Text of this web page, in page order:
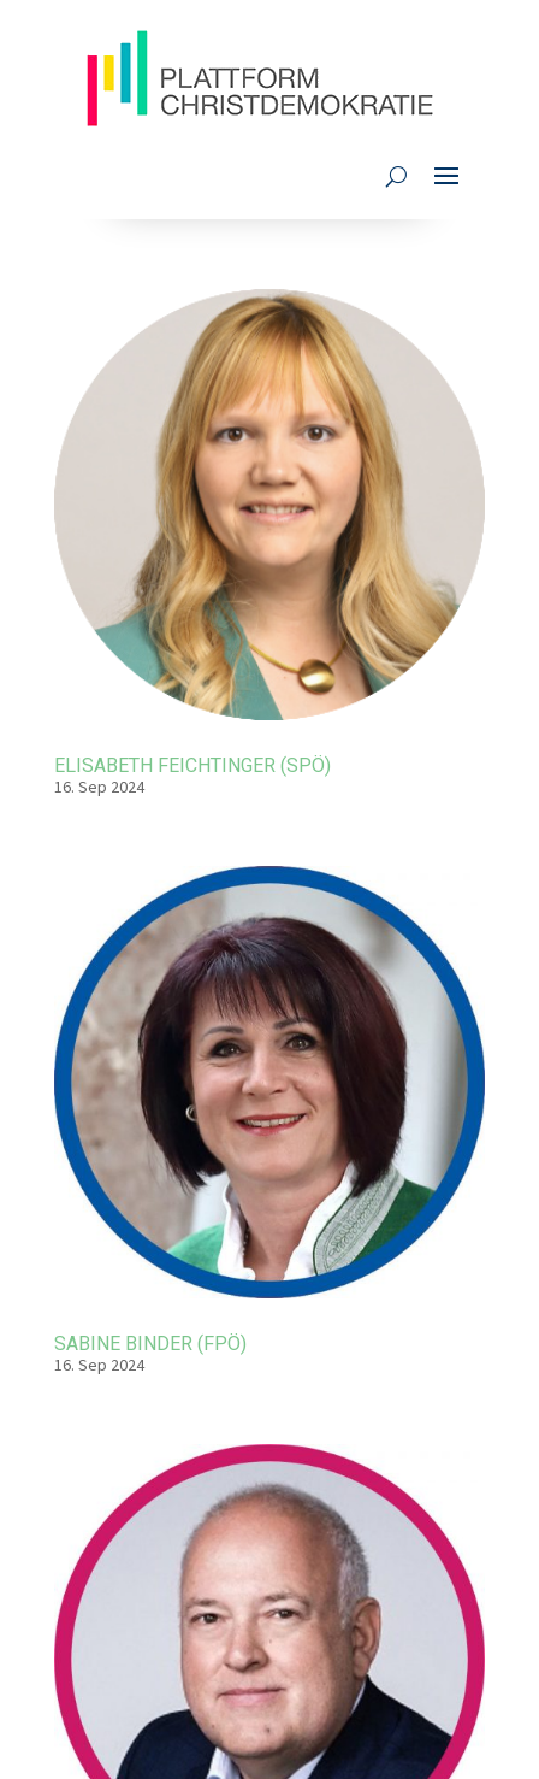
ELISABETH FEICHTINGER (SPÖ)
16. Sep 2024
SABINE BINDER (FPÖ)
16. Sep 2024